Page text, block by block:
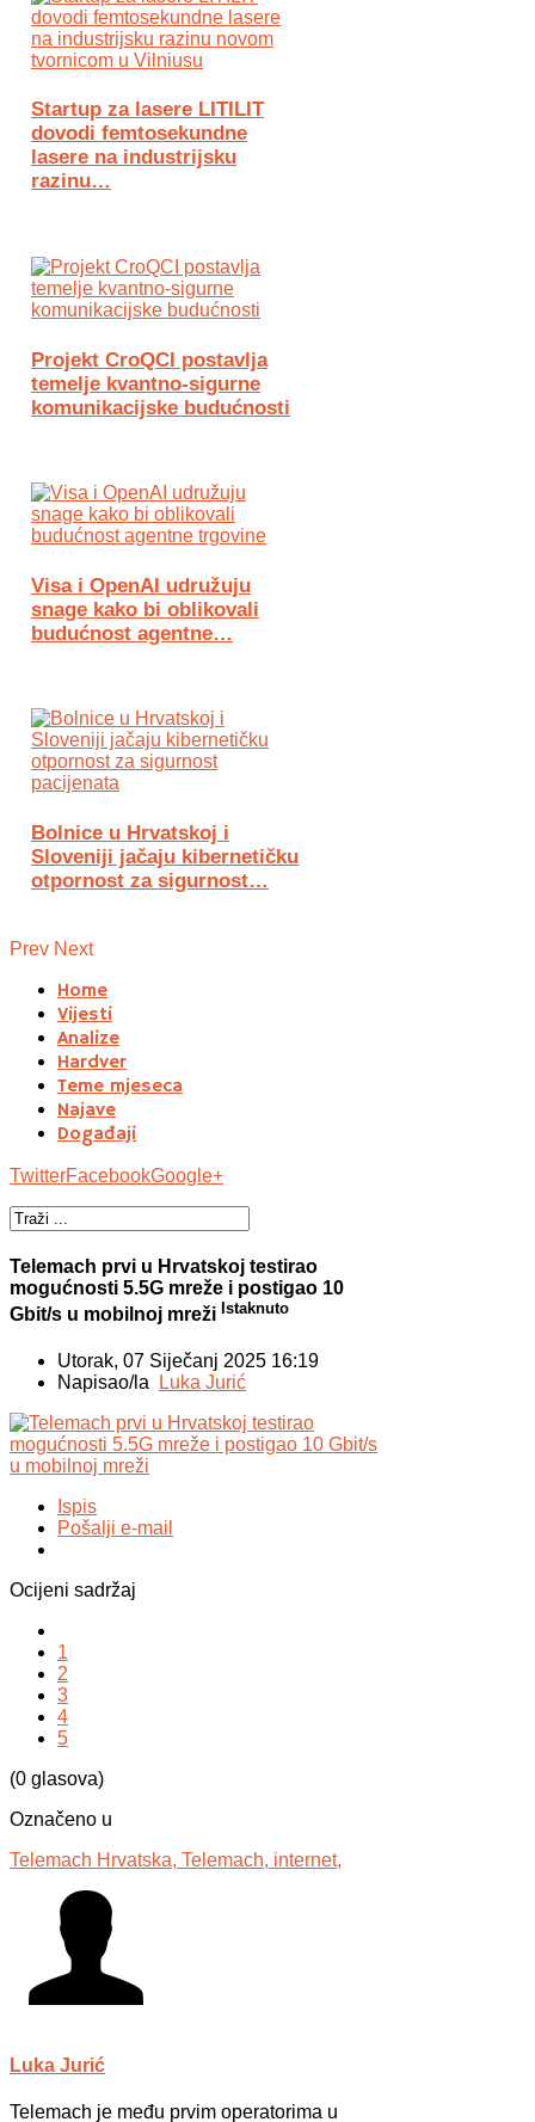
Startup za lasere LITILIT
dovodi femtosekundne
lasere na industrijsku
razinu…
Projekt CroQCI postavlja
temelje kvantno-sigurne
komunikacijske budućnosti
Visa i OpenAI udružuju
snage kako bi oblikovali
budućnost agentne…
Bolnice u Hrvatskoj i
Sloveniji jačaju kibernetičku
otpornost za sigurnost…
Prev Next
Home
Vijesti
Analize
Hardver
Teme mjeseca
Najave
Događaji
TwitterFacebookGoogle+
Telemach prvi u Hrvatskoj testirao
mogućnosti 5.5G mreže i postigao 10
Gbit/s u mobilnoj mreži Istaknuto
Utorak, 07 Siječanj 2025 16:19
Napisao/la Luka Jurić
Ispis
Pošalji e-mail
Ocijeni sadržaj
1
2
3
4
5
(0 glasova)
Označeno u
Telemach Hrvatska, Telemach, internet,
Luka Jurić
Telemach je među prvim operatorima u